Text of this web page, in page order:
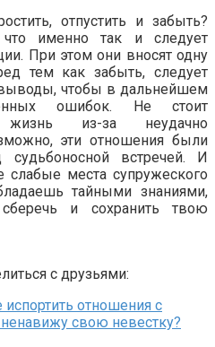
отпустить и забыть?
что именно так и следует
При этом они вносят одну
тем как забыть, следует
чтобы в дальнейшем
ошибок. Не стоит
из-за неудачно
эти отношения были
встречей. И
слабые места супружеского
тайными знаниями,
и сохранить твою
с друзьями:
испортить отношения с
свою невестку?